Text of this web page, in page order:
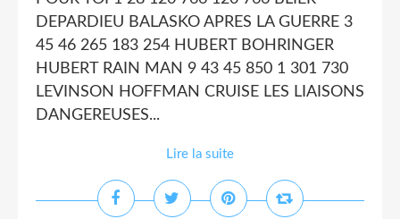
DEPARDIEU BALASKO APRES LA GUERRE 3
45 46 265 183 254 HUBERT BOHRINGER
HUBERT RAIN MAN 9 43 45 850 1 301 730
LEVINSON HOFFMAN CRUISE LES LIAISONS
DANGEREUSES...
Lire la suite